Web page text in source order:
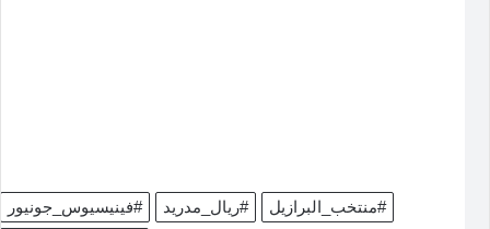
#فينيسيوس_جونيور #ريال_مدريد
#منتخب_البرازيل